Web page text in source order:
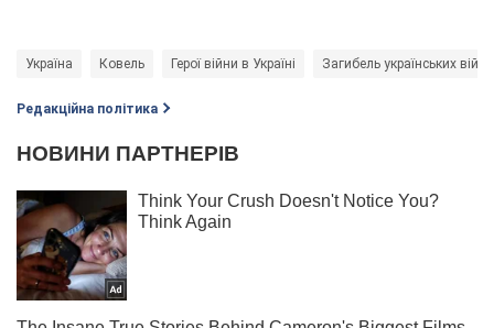
Україна Ковель Герої війни в Україні Загибель українських
Редакційна політика